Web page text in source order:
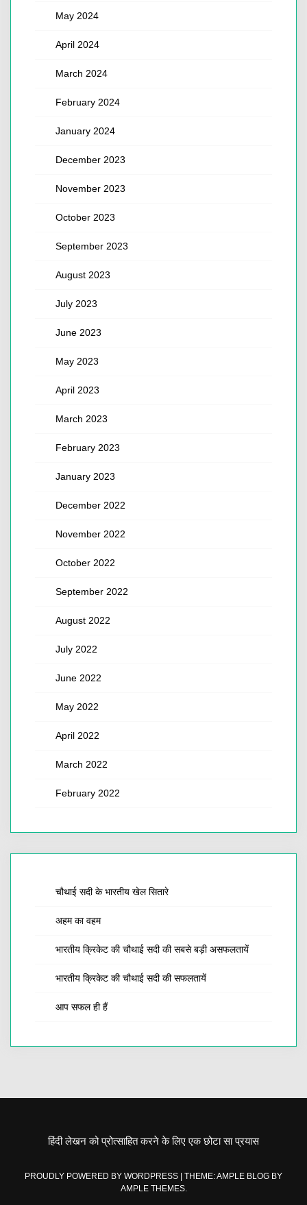
May 2024
April 2024
March 2024
February 2024
January 2024
December 2023
November 2023
October 2023
September 2023
August 2023
July 2023
June 2023
May 2023
April 2023
March 2023
February 2023
January 2023
December 2022
November 2022
October 2022
September 2022
August 2022
July 2022
June 2022
May 2022
April 2022
March 2022
February 2022
चौथाई सदी के भारतीय खेल सितारे
अहम का वहम
भारतीय क्रिकेट की चौथाई सदी की सबसे बड़ी असफलतायें
भारतीय क्रिकेट की चौथाई सदी की सफलतायें
आप सफल ही हैं
हिंदी लेखन को प्रोत्साहित करने के लिए एक छोटा सा प्रयास
PROUDLY POWERED BY WORDPRESS
THEME: AMPLE BLOG BY
AMPLE THEMES.